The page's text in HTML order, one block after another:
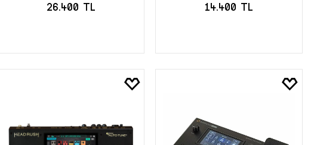
26.400 TL
SEPETE EKLE
14.400 TL
SEPETE EKLE